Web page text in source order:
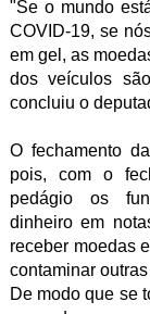
"Se o mundo
COVID-19, se
em gel, as
dos veículos
concluiu o
O fechamento
pois, com o
pedágio os
dinheiro em
receber moedas
contaminar
De modo que se